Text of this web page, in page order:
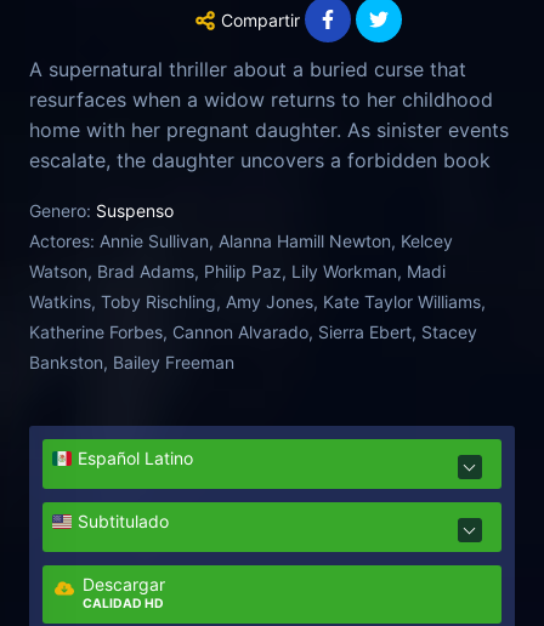
Compartir
A supernatural thriller about a buried curse that
resurfaces when a widow returns to her childhood
home with her pregnant daughter. As sinister events
escalate, the daughter uncovers a forbidden book
child.
Genero: Suspenso
Actores: Annie Sullivan, Alanna Hamill Newton, Kelcey
Watson, Brad Adams, Philip Paz, Lily Workman, Madi
Watkins, Toby Rischling, Amy Jones, Kate Taylor Williams,
Katherine Forbes, Cannon Alvarado, Sierra Ebert, Stacey
Bankston, Bailey Freeman
Español Latino
Subtitulado
Descargar
CALIDAD HD